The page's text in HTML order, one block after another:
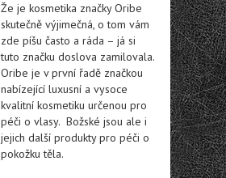
Že je kosmetika značky Oribe
skutečně výjimečná, o tom vám
zde píšu často a ráda – já si
tuto značku doslova zamilovala.
Oribe je v první řadě značkou
nabízející luxusní a vysoce
kvalitní kosmetiku určenou pro
péči o vlasy. Božské jsou ale i
jejich další produkty pro péči o
pokožku těla.